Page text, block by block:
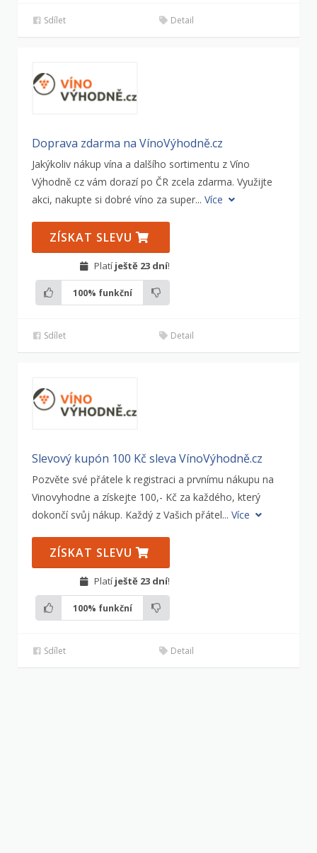
Sdílet Detail
Doprava zdarma na VínoVýhodně.cz
Jakýkoliv nákup vína a dalšího sortimentu z Víno
Výhodně cz vám dorazí po ČR zcela zdarma. Využijte
akci, nakupte si dobré víno za super... Více
ZÍSKAT SLEVU
Platí ještě 23 dní!
100% funkční
Sdílet Detail
Slevový kupón 100 Kč sleva VínoVýhodně.cz
Pozvěte své přátele k registraci a prvnímu nákupu na
Vinovyhodne a získejte 100,- Kč za každého, který
dokončí svůj nákup. Každý z Vašich přátel... Více
ZÍSKAT SLEVU
Platí ještě 23 dní!
100% funkční
Sdílet Detail